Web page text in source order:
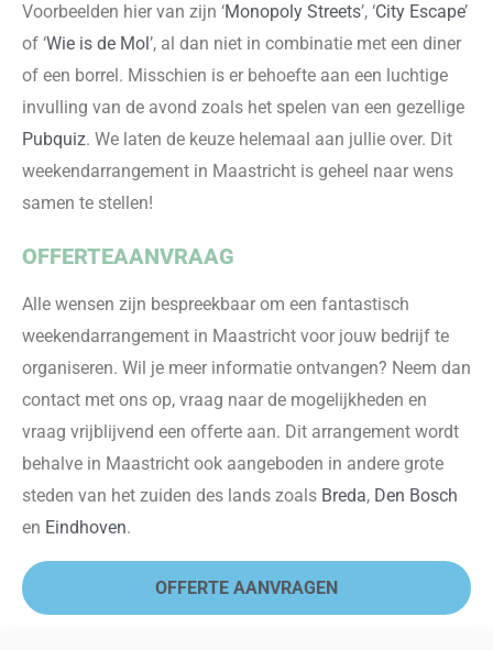
Voorbeelden hier van zijn ‘Monopoly Streets’, ‘City Escape’
of ‘Wie is de Mol’, al dan niet in combinatie met een diner
of een borrel. Misschien is er behoefte aan een luchtige
invulling van de avond zoals het spelen van een gezellige
Pubquiz. We laten de keuze helemaal aan jullie over. Dit
weekendarrangement in Maastricht is geheel naar wens
samen te stellen!
OFFERTEAANVRAAG
Alle wensen zijn bespreekbaar om een fantastisch
weekendarrangement in Maastricht voor jouw bedrijf te
organiseren. Wil je meer informatie ontvangen? Neem dan
contact met ons op, vraag naar de mogelijkheden en
vraag vrijblijvend een offerte aan. Dit arrangement wordt
behalve in Maastricht ook aangeboden in andere grote
steden van het zuiden des lands zoals Breda, Den Bosch
en Eindhoven.
OFFERTE AANVRAGEN